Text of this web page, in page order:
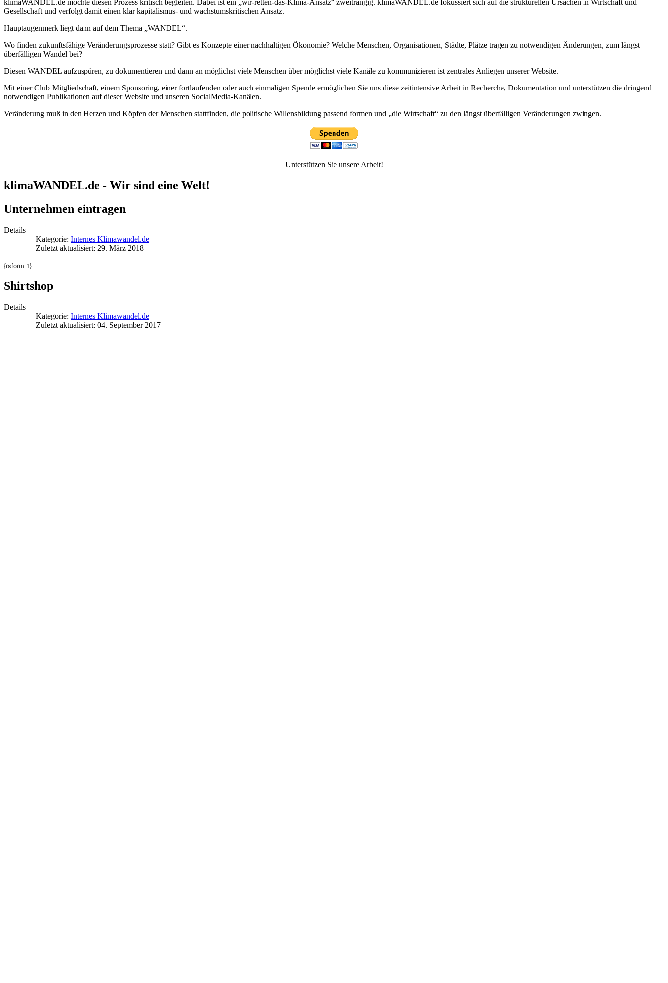
klimaWANDEL.de möchte diesen Prozess kritisch begleiten. Dabei ist ein „wir-retten-das-Klima-Ansatz“ zweitrangig. klimaWANDEL.de fokussiert sich auf die strukturellen Ursachen in Wirtschaft und
Gesellschaft und verfolgt damit einen klar kapitalismus- und wachstumskritischen Ansatz.
Hauptaugenmerk liegt dann auf dem Thema „WANDEL“.
Wo finden zukunftsfähige Veränderungsprozesse statt? Gibt es Konzepte einer nachhaltigen Ökonomie? Welche Menschen, Organisationen, Städte, Plätze tragen zu notwendigen Änderungen, zum längst
überfälligen Wandel bei?
Diesen WANDEL aufzuspüren, zu dokumentieren und dann an möglichst viele Menschen über möglichst viele Kanäle zu kommunizieren ist zentrales Anliegen unserer Website.
Mit einer Club-Mitgliedschaft, einem Sponsoring, einer fortlaufenden oder auch einmaligen Spende ermöglichen Sie uns diese zeitintensive Arbeit in Recherche, Dokumentation und unterstützen die dringend
notwendigen Publikationen auf dieser Website und unseren SocialMedia-Kanälen.
Veränderung muß in den Herzen und Köpfen der Menschen stattfinden, die politische Willensbildung passend formen und „die Wirtschaft“ zu den längst überfälligen Veränderungen zwingen.
Unterstützen Sie unsere Arbeit!
klimaWANDEL.de - Wir sind eine Welt!
Unternehmen eintragen
Details
Kategorie: Internes Klimawandel.de
Zuletzt aktualisiert: 29. März 2018
{rsform 1}
Shirtshop
Details
Kategorie: Internes Klimawandel.de
Zuletzt aktualisiert: 04. September 2017